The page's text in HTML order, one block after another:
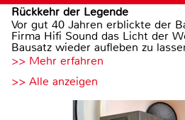
Rückkehr der Legende
Vor gut 40 Jahren erblickte der
Firma Hifi Sound das Licht der
Bausatz wieder aufleben zu
>> Mehr erfahren
>> Alle anzeigen